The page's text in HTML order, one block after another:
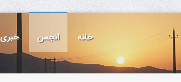
خانه انجمن خبری